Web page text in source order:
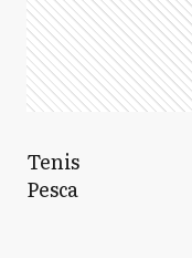
Tenis
Pesca